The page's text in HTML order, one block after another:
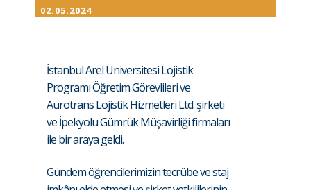
02.05.2024
İstanbul Arel Üniversitesi Lojistik
Programı Öğretim Görevlileri ve
Aurotrans Lojistik Hizmetleri Ltd. şirketi
ve İpekyolu Gümrük Müşavirliği firmaları
ile bir araya geldi.
Gündem öğrencilerimizin tecrübe ve staj